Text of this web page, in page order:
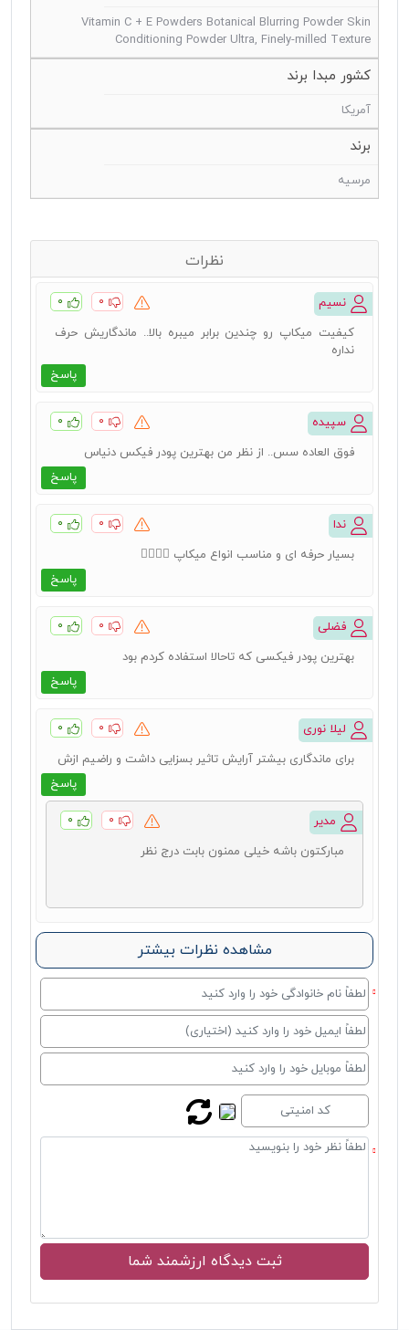
Vitamin C + E Powders Botanical Blurring Powder Skin
Conditioning Powder Ultra, Finely-milled Texture
کشور مبدا برند
آمریکا
برند
مرسیه
نظرات
نسیم ۰ ۰
پاسخ
کیفیت میکاپ رو چندین برابر میبره بالا.. ماندگاریش حرف
نداره
سپیده ۰ ۰
پاسخ
فوق العاده سس.. از نظر من بهترین پودر فیکس دنیاس
ندا ۰ ۰
پاسخ
بسیار حرفه ای و مناسب انواع میکاپ 👌🏻👌🏻
فضلی ۰ ۰
پاسخ
بهترین پودر فیکسی که تاحالا استفاده کردم بود
لیلا نوری ۰ ۰
پاسخ
برای ماندگاری بیشتر آرایش تاثیر بسزایی داشت و راضیم ازش
مدیر ۰ ۰
مبارکتون باشه خیلی ممنون بابت درج نظر
مشاهده نظرات بیشتر